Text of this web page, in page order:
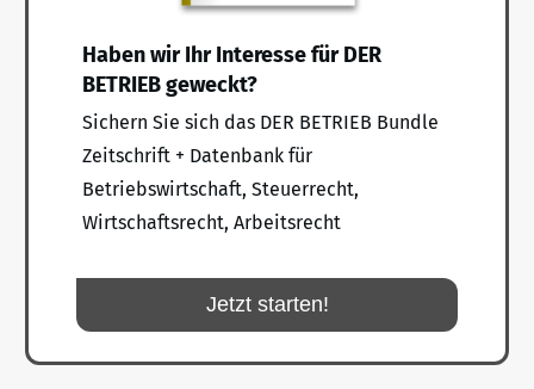
Haben wir Ihr Interesse für DER
BETRIEB geweckt?
Sichern Sie sich das DER BETRIEB Bundle
Zeitschrift + Datenbank für
Betriebswirtschaft, Steuerrecht,
Wirtschaftsrecht, Arbeitsrecht
Jetzt starten!